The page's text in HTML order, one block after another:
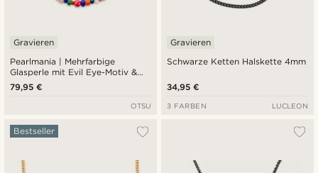
Pearlmania | Mehrfarbige
Glasperle mit Evil Eye-Motiv &
Halskette aus Edelstahl
Gravieren
79,95 €
OTSU
Schwarze Ketten Halskette 4mm
Gravieren
34,95 €
3 FARBEN LUCLEON
Bestseller